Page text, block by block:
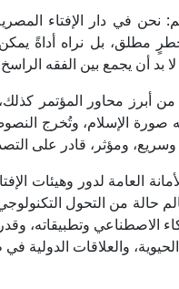
في دار الإفتاء
مطلق، بل نراه أداةً
بد أن يجمع بين الفقه
من أبرز محاور المؤتمر
الإسلام، وتُخرج
ومؤثر، قادر على
العامة لدور وهيئات
حالة من التحول
الاصطناعي وتطبيقاته،
والعلاقات الدولية